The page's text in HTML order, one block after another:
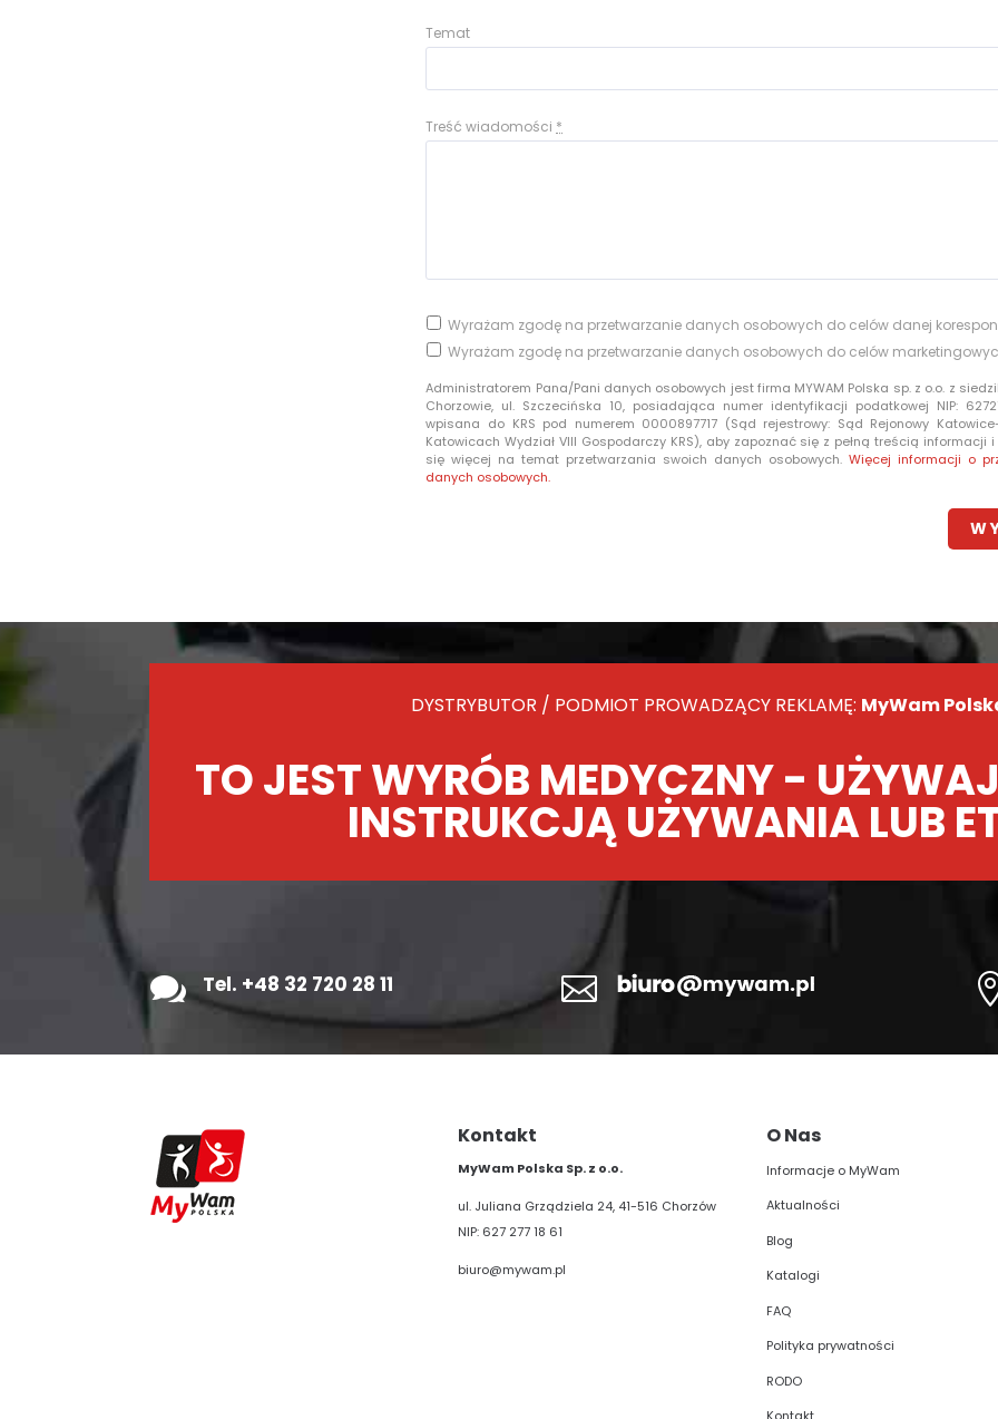
Temat
Treść wiadomości *
Wyrażam zgodę na przetwarzanie danych osobowych do celów danej
Wyrażam zgodę na przetwarzanie danych osobowych do celów
Administratorem Pana/Pani danych osobowych jest firma MYWAM Polska sp. z o.o. z
Chorzowie, ul. Szczecińska 10, posiadająca numer identyfikacji podatkowej NIP:
wpisana do KRS pod numerem 0000897717 (Sąd rejestrowy: Sąd Rejonowy
Katowicach Wydział VIII Gospodarczy KRS), aby zapoznać się z pełną treścią informacji
się więcej na temat przetwarzania swoich danych osobowych. Więcej informacji o
danych osobowych.
DYSTRYBUTOR / PODMIOT PROWADZĄCY REKLAMĘ: MyWam
TO JEST WYRÓB MEDYCZNY -
INSTRUKCJĄ UŻYWANIA LUB
 Tel. +48 32 720 28 11 
Kontakt
MyWam Polska Sp. z o.o.
ul. Juliana Grządziela 24, 41-516 Chorzów
NIP: 627 277 18 61
biuro@mywam.pl
O Nas
Informacje o MyWam
Aktualności
Blog
Katalogi
FAQ
Polityka prywatności
RODO